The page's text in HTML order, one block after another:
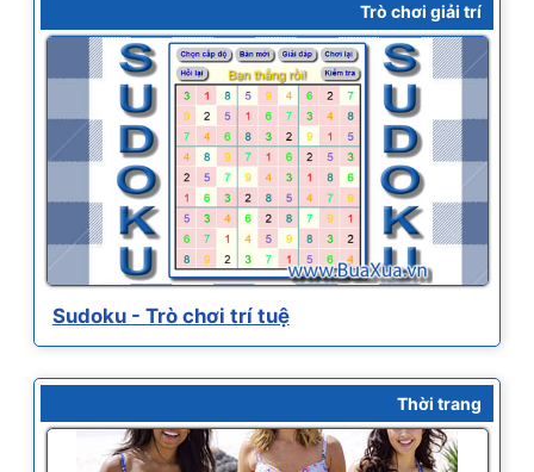
Trò chơi giải trí
Sudoku - Trò chơi trí tuệ
Thời trang